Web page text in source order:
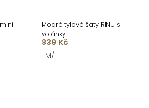
Modré tylové šaty RINU s
volánky
839 Kč
M/L